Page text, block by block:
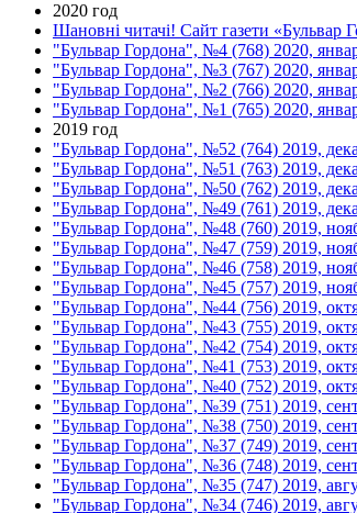
2020 год
Шановні читачі! Сайт газети «Бульвар
"Бульвар Гордона", №4 (768) 2020,
"Бульвар Гордона", №3 (767) 2020,
"Бульвар Гордона", №2 (766) 2020,
"Бульвар Гордона", №1 (765) 2020,
2019 год
"Бульвар Гордона", №52 (764) 2019,
"Бульвар Гордона", №51 (763) 2019,
"Бульвар Гордона", №50 (762) 2019,
"Бульвар Гордона", №49 (761) 2019,
"Бульвар Гордона", №48 (760) 2019,
"Бульвар Гордона", №47 (759) 2019,
"Бульвар Гордона", №46 (758) 2019,
"Бульвар Гордона", №45 (757) 2019,
"Бульвар Гордона", №44 (756) 2019,
"Бульвар Гордона", №43 (755) 2019,
"Бульвар Гордона", №42 (754) 2019,
"Бульвар Гордона", №41 (753) 2019,
"Бульвар Гордона", №40 (752) 2019,
"Бульвар Гордона", №39 (751) 2019,
"Бульвар Гордона", №38 (750) 2019,
"Бульвар Гордона", №37 (749) 2019,
"Бульвар Гордона", №36 (748) 2019,
"Бульвар Гордона", №35 (747) 2019,
"Бульвар Гордона", №34 (746) 2019,